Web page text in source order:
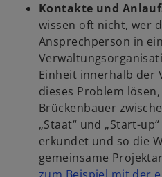
t
e
g
e
ö
f
f
n
e
t
Kontakte und
wissen oft nicht, wer
Ansprechperson in
Einheit innerhalb der
dieses Problem
Brückenbauer
„Staat“ und „Start-
erkundet und so die
gemeinsame